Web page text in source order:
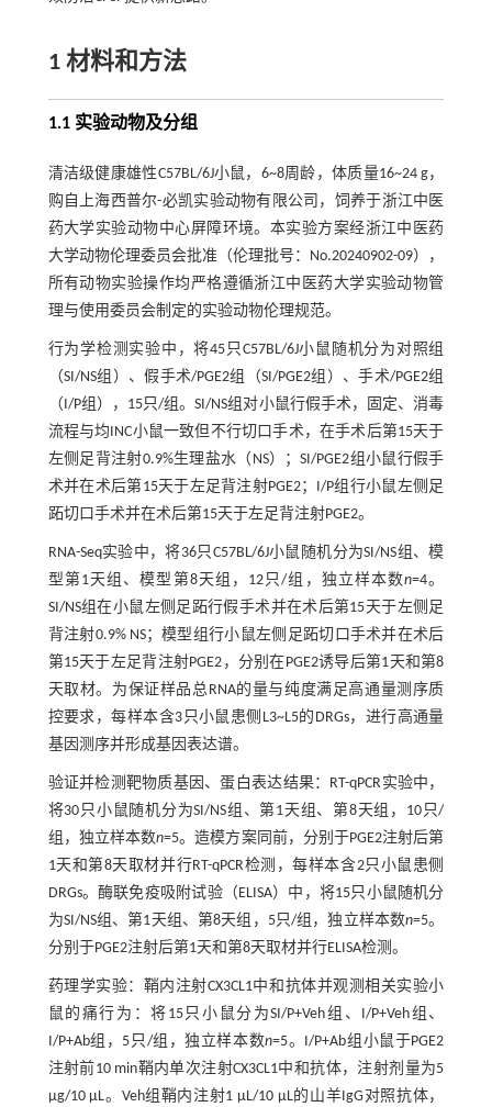
1 材料和方法
1.1 实验动物及分组
清洁级健康雄性C57BL/6J小鼠，6~8周龄，体质量16~24 g，
购自上海西普尔-必凯实验动物有限公司，饲养于浙江中医
药大学实验动物中心屏障环境。本实验方案经浙江中医药
大学动物伦理委员会批准（伦理批号：No.20240902-09），
所有动物实验操作均严格遵循浙江中医药大学实验动物管
理与使用委员会制定的实验动物伦理规范。
行为学检测实验中，将45只C57BL/6J小鼠随机分为对照组
（SI/NS组）、假手术/PGE2组（SI/PGE2组）、手术/PGE2组
（I/P组），15只/组。SI/NS组对小鼠行假手术，固定、消毒
流程与均INC小鼠一致但不行切口手术，在手术后第15天于
左侧足背注射0.9%生理盐水（NS）；SI/PGE2组小鼠行假手
术并在术后第15天于左足背注射PGE2；I/P组行小鼠左侧足
跖切口手术并在术后第15天于左足背注射PGE2。
RNA-Seq实验中，将36只C57BL/6J小鼠随机分为SI/NS组、模
型第1天组、模型第8天组，12只/组，独立样本数n=4。
SI/NS组在小鼠左侧足跖行假手术并在术后第15天于左侧足
背注射0.9% NS；模型组行小鼠左侧足跖切口手术并在术后
第15天于左足背注射PGE2，分别在PGE2诱导后第1天和第8
天取材。为保证样品总RNA的量与纯度满足高通量测序质
控要求，每样本含3只小鼠患侧L3~L5的DRGs，进行高通量
基因测序并形成基因表达谱。
验证并检测靶物质基因、蛋白表达结果：RT-qPCR实验中，
将30只小鼠随机分为SI/NS组、第1天组、第8天组，10只/
组，独立样本数n=5。造模方案同前，分别于PGE2注射后第
1天和第8天取材并行RT-qPCR检测，每样本含2只小鼠患侧
DRGs。酶联免疫吸附试验（ELISA）中，将15只小鼠随机分
为SI/NS组、第1天组、第8天组，5只/组，独立样本数n=5。
分别于PGE2注射后第1天和第8天取材并行ELISA检测。
药理学实验：鞘内注射CX3CL1中和抗体并观测相关实验小
鼠的痛行为：将15只小鼠分为SI/P+Veh组、I/P+Veh组、
I/P+Ab组，5只/组，独立样本数n=5。I/P+Ab组小鼠于PGE2
注射前10 min鞘内单次注射CX3CL1中和抗体，注射剂量为5
µg/10 µL。Veh组鞘内注射1 µL/10 µL的山羊IgG对照抗体，